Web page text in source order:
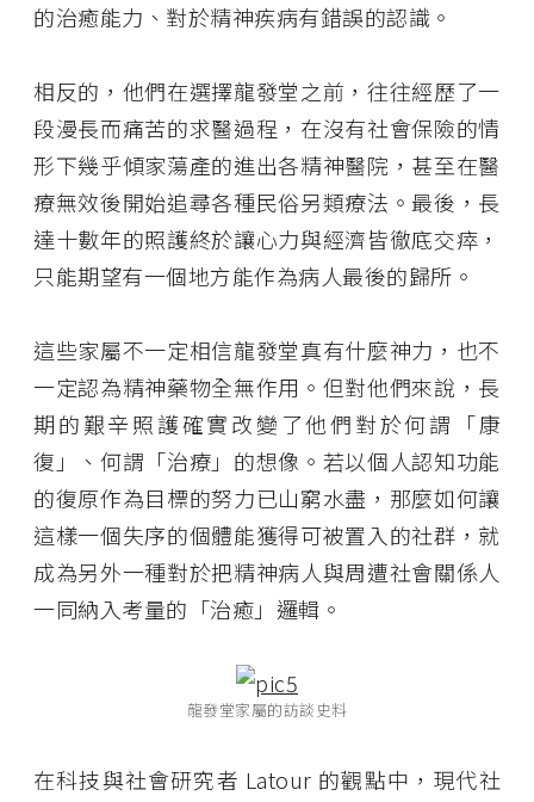
的治癒能力、對於精神疾病有錯誤的認識。
相反的，他們在選擇龍發堂之前，往往經歷了一
段漫長而痛苦的求醫過程，在沒有社會保險的情
形下幾乎傾家蕩產的進出各精神醫院，甚至在醫
療無效後開始追尋各種民俗另類療法。最後，長
達十數年的照護終於讓心力與經濟皆徹底交瘁，
只能期望有一個地方能作為病人最後的歸所。
這些家屬不一定相信龍發堂真有什麼神力，也不
一定認為精神藥物全無作用。但對他們來說，長
期的艱辛照護確實改變了他們對於何謂「康
復」、何謂「治療」的想像。若以個人認知功能
的復原作為目標的努力已山窮水盡，那麼如何讓
這樣一個失序的個體能獲得可被置入的社群，就
成為另外一種對於把精神病人與周遭社會關係人
一同納入考量的「治癒」邏輯。
龍發堂家屬的訪談史料
在科技與社會研究者 Latour 的觀點中，現代社